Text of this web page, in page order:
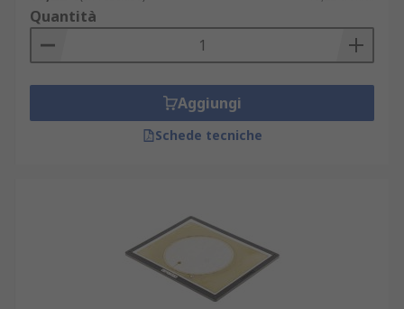
Quantità
Aggiungi
Schede tecniche